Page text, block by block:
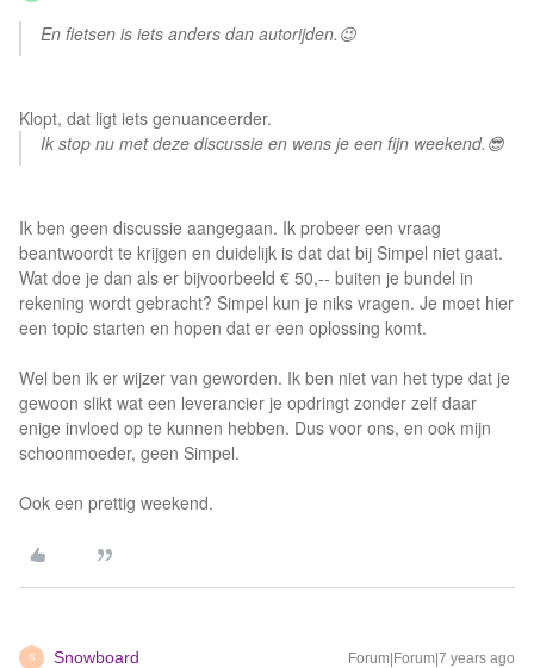
En fietsen is iets anders dan autorijden.😉
Klopt, dat ligt iets genuanceerder.
Ik stop nu met deze discussie en wens je een fijn weekend.😎
Ik ben geen discussie aangegaan. Ik probeer een vraag
beantwoordt te krijgen en duidelijk is dat dat bij Simpel niet gaat.
Wat doe je dan als er bijvoorbeeld € 50,-- buiten je bundel in
rekening wordt gebracht? Simpel kun je niks vragen. Je moet hier
een topic starten en hopen dat er een oplossing komt.
Wel ben ik er wijzer van geworden. Ik ben niet van het type dat je
gewoon slikt wat een leverancier je opdringt zonder zelf daar
enige invloed op te kunnen hebben. Dus voor ons, en ook mijn
schoonmoeder, geen Simpel.
Ook een prettig weekend.
S Snowboard Forum|Forum|7 years ago